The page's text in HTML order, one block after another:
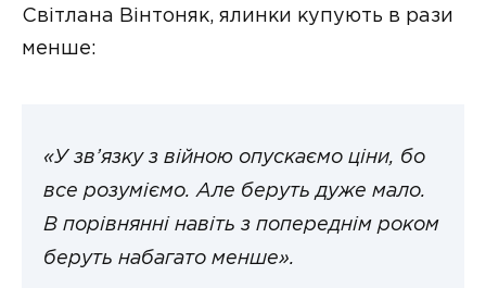
Світлана Вінтоняк, ялинки купують в рази
менше:
«У зв’язку з війною опускаємо ціни, бо
все розуміємо. Але беруть дуже мало.
В порівнянні навіть з попереднім роком
беруть набагато менше».